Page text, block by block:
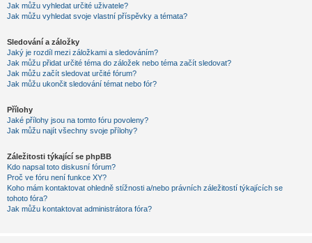
Jak můžu vyhledat určité uživatele?
Jak můžu vyhledat svoje vlastní příspěvky a témata?
Sledování a záložky
Jaký je rozdíl mezi záložkami a sledováním?
Jak můžu přidat určité téma do záložek nebo téma začít sledovat?
Jak můžu začít sledovat určité fórum?
Jak můžu ukončit sledování témat nebo fór?
Přílohy
Jaké přílohy jsou na tomto fóru povoleny?
Jak můžu najít všechny svoje přílohy?
Záležitosti týkající se phpBB
Kdo napsal toto diskusní fórum?
Proč ve fóru není funkce XY?
Koho mám kontaktovat ohledně stížnosti a/nebo právních záležitostí týkajících se
tohoto fóra?
Jak můžu kontaktovat administrátora fóra?